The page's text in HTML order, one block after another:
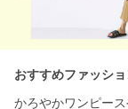
おすすめファッシ
かろやかワンピー